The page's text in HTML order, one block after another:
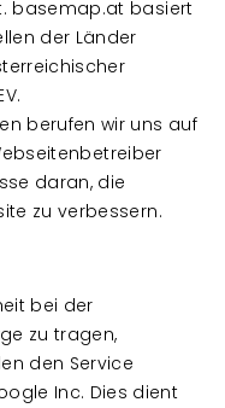
basemap.at basiert
der Länder
berufen wir uns auf
daran, die
zu verbessern.
bei der
zu tragen,
den Service
Inc. Dies dient